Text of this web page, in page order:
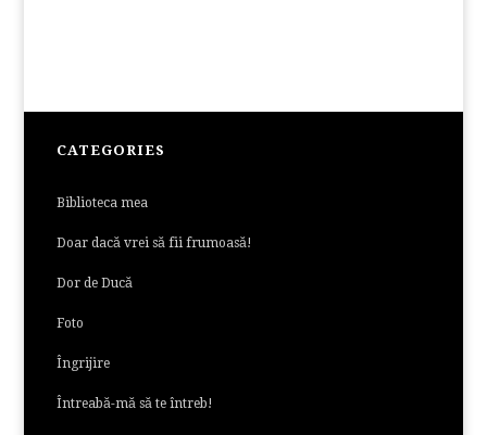
CATEGORIES
Biblioteca mea
Doar dacă vrei să fii frumoasă!
Dor de Ducă
Foto
Îngrijire
Întreabă-mă să te întreb!